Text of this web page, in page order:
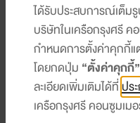
DEPARTMENT STORE &
รับคะแนนเดอะ
ร่วมรายการ
รับคะแนนเดอะวันสูงสุ
ศูนย์การค้าเซ็นทรัล ทั่วป
ได้รับประสบการณ์เต็มรู
บริษัทในเครือกรุงศรี
กำหนดการตั้งค่าคุกกี้แ
โดยกดปุ่ม “ตั้งค่าคุกกี้”
ละเอียดเพิ่มเติมได้ที่ ปร
เครือกรุงศรี คอนซูมเม